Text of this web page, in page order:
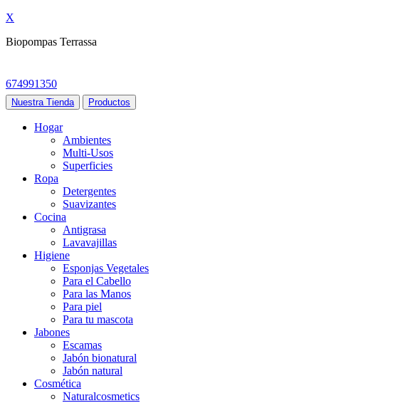
X
Biopompas Terrassa
674991350
Nuestra Tienda Productos
Hogar
Ambientes
Multi-Usos
Superficies
Ropa
Detergentes
Suavizantes
Cocina
Antigrasa
Lavavajillas
Higiene
Esponjas Vegetales
Para el Cabello
Para las Manos
Para piel
Para tu mascota
Jabones
Escamas
Jabón bionatural
Jabón natural
Cosmética
Naturalcosmetics